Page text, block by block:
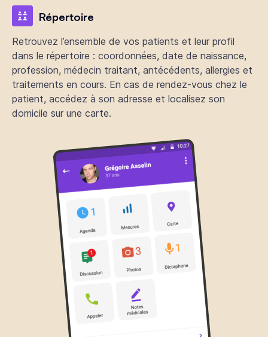
Répertoire
Retrouvez l’ensemble de vos patients et leur profil
dans le répertoire : coordonnées, date de naissance,
profession, médecin traitant, antécédents, allergies et
traitements en cours. En cas de rendez-vous chez le
patient, accédez à son adresse et localisez son
domicile sur une carte.